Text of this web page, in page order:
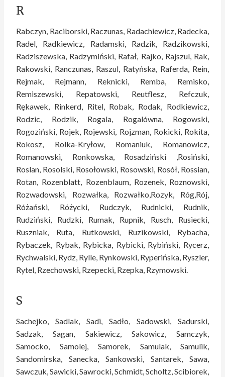
R
Rabczyn, Raciborski, Raczunas, Radachiewicz, Radecka,
Radel, Radkiewicz, Radamski, Radzik, Radzikowski,
Radziszewska, Radzymiński, Rafał, Rajko, Rajszul, Rak,
Rakowski, Ranczunas, Raszul, Ratyńska, Raferda, Rein,
Rejmak, Rejmann, Reknicki, Remba, Remisko,
Remiszewski, Repatowski, Reutflesz, Refczuk,
Rękawek, Rinkerd, Ritel, Robak, Rodak, Rodkiewicz,
Rodzic, Rodzik, Rogala, Rogalówna, Rogowski,
Rogoziński, Rojek, Rojewski, Rojzman, Rokicki, Rokita,
Rokosz, Rolka-Kryłow, Romaniuk, Romanowicz,
Romanowski, Ronkowska, Rosadziński ,Rosiński,
Roslan, Rosolski, Rosołowski, Rosowski, Rosół, Rossian,
Rotan, Rozenblatt, Rozenblaum, Rozenek, Roznowski,
Rozwadowski, Rozwałka, Rozwałko,Rozyk, Róg,Rój,
Różański, Różycki, Rudczyk, Rudnicki, Rudnik,
Rudziński, Rudzki, Rumak, Rupnik, Rusch, Rusiecki,
Ruszniak, Ruta, Rutkowski, Ruzikowski, Rybacha,
Rybaczek, Rybak, Rybicka, Rybicki, Rybiński, Rycerz,
Rychwalski, Rydz, Rylle, Rynkowski, Ryperińska, Ryszler,
Rytel, Rzechowski, Rzepecki, Rzepka, Rzymowski.
S
Sachejko, Sadlak, Sadi, Sadło, Sadowski, Sadurski,
Sadzak, Sagan, Sakiewicz, Sakowicz, Samczyk,
Samocko, Samolej, Samorek, Samulak, Samulik,
Sandomirska, Sanecka, Sankowski, Santarek, Sawa,
Sawczuk, Sawicki, Sawrocki, Schmidt, Scholtz, Scibiorek,